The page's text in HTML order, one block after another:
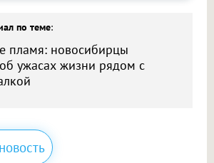
по теме:
пламя: новосибирцы
ужасах жизни рядом с